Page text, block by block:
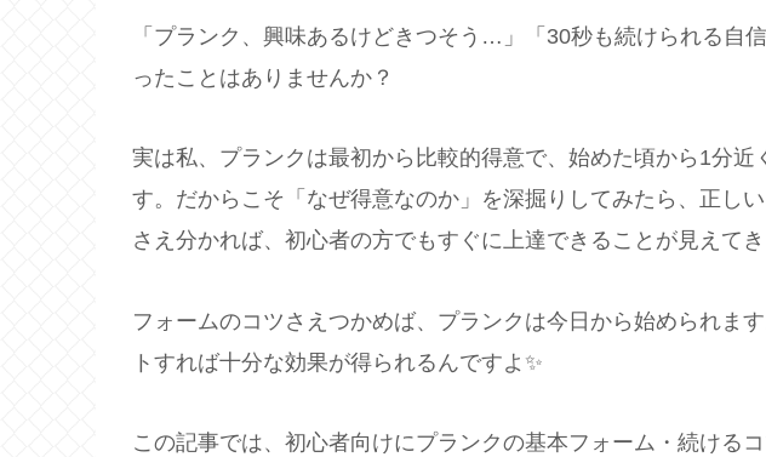
「プランク、興味あるけどきつそう…」「30秒も続けられる自
ったことはありませんか？
実は私、プランクは最初から比較的得意で、始めた頃から1分近
す。だからこそ「なぜ得意なのか」を深掘りしてみたら、正し
さえ分かれば、初心者の方でもすぐに上達できることが見えてき
フォームのコツさえつかめば、プランクは今日から始められま
トすれば十分な効果が得られるんですよ✨
この記事では、初心者向けにプランクの基本フォーム・続ける